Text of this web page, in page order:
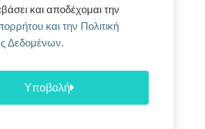
και αποδέχομαι την
και την Πολιτική
Δεδομένων.
Υποβολή